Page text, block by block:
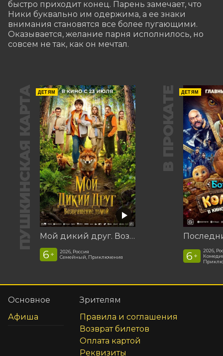
быстро приходит конец. Парень замечает, что
Ники буквально им одержима, а ее знаки
внимания становятся все более пугающими.
Оказывается, желание парня исполнилось, но
совсем не так, как он мечтал.
ПУШКИНСКАЯ КАРТА ДЕТЯМ
Мой дикий друг. Возвращение домой
6 +
2026, Россия
Семейный, Приключения
В ПРОКАТЕ ДЕТЯМ
6 +
2026,
Основное
Афиша
Зрителям
Правила и соглашения
Возврат билетов
Оплата картой
Реквизиты